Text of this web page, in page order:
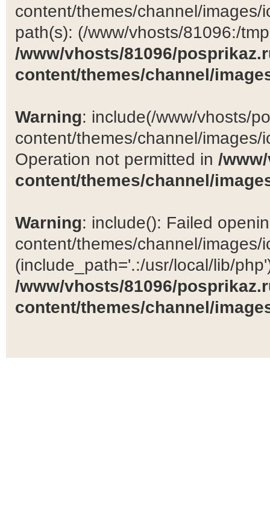
content/themes/channel/
path(s): (/www/vhosts/81096:/
/www/vhosts/81096/
content/themes/channel/
Warning: include(/www/vhosts/
content/themes/channel/
Operation not permitted in /
content/themes/channel/
Warning: include(): Failed
content/themes/channel/images/
(include_path='.:/usr/local/lib/
/www/vhosts/81096/
content/themes/channel/